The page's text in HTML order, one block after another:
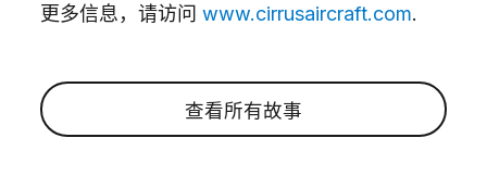
更多信息，请访问 www.cirrusaircraft.com.
查看所有故事